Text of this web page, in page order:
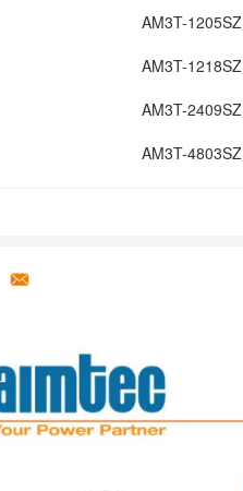
AM3T-1205SZ
AM3T-1218SZ
AM3T-2409SZ
AM3T-4803SZ